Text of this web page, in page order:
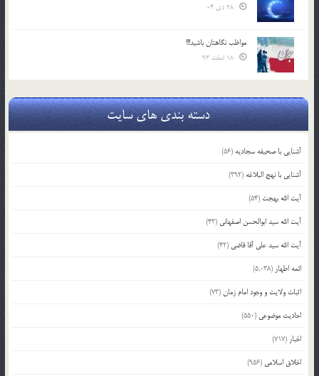
مواظب نگاهتان باشید!!!
دسته بندی های سایت
آشنایی با صحیفه سجادیه (56)
آشنایی با نهج البلاغه (392)
آیت الله بهجت (54)
آیت الله سید ابوالحسن اصفهانی (43)
آیت الله سید علی آقا قاضی (42)
ائمه اطهار (5,038)
اثبات ولایت و وجود امام زمان(73)
احادیث موضوعی (550)
اخبار (717)
اخلاق اسلامی (956)